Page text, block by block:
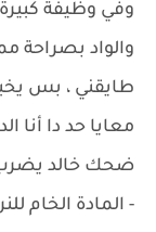
وفي وظيفة
والواد بصراحة
طايقني ، بس
معايا حد دا أنا
ضحك خالد
- المادة الخام